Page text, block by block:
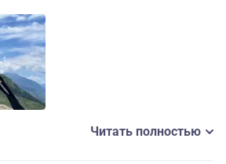
какой заботой и с душой он
просто не передать,
во всём!!! Было интересно,
Очень советую 🙌⛰️🙏❤️
Читать полностью